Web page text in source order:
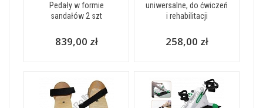
Pedały w formie
sandałów 2 szt
839,00 zł
uniwersalne, do ćwiczeń
i rehabilitacji
258,00 zł